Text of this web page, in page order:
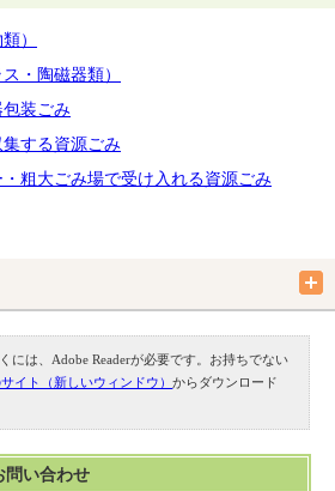
）
・陶磁器類）
装ごみ
する資源ごみ
粗大ごみ場で受け入れる資源ごみ
には、Adobe Readerが必要です。お持ちでない
イト（新しいウィンドウ）からダウンロード
問い合わせ